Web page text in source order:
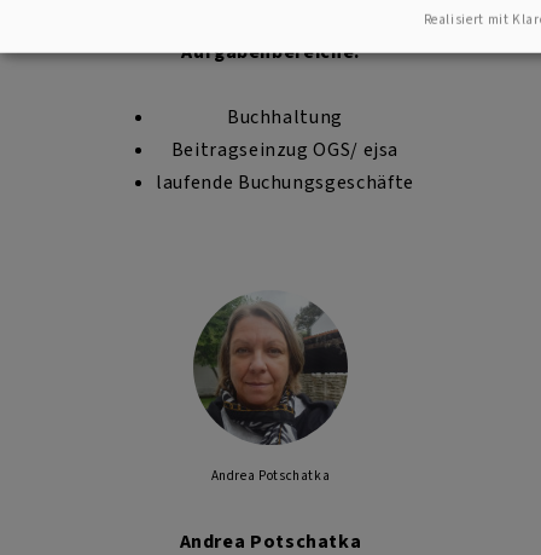
Aufgabenbereiche:
Buchhaltung
Beitragseinzug OGS/ ejsa
laufende Buchungsgeschäfte
Andrea Potschatka
Andrea Potschatka
Realisiert mit